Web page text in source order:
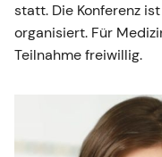
statt. Die Konferenz
organisiert. Für
Teilnahme freiwillig.